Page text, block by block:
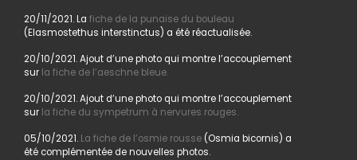
20/11/2021. La fiche de la punaise du bouleau
(Elasmostethus interstinctus) a été réactualisée.
20/10/2021. Ajout d’une photo qui montre l’accouplement
sur la fiche de l’aeschne bleue.
20/10/2021. Ajout d’une photo qui montre l’accouplement
sur la fiche du sympetrum à nervures rouges.
05/10/2021. La fiche de l’osmie rousse(Osmia bicornis) a
été complémentée de nouvelles photos.